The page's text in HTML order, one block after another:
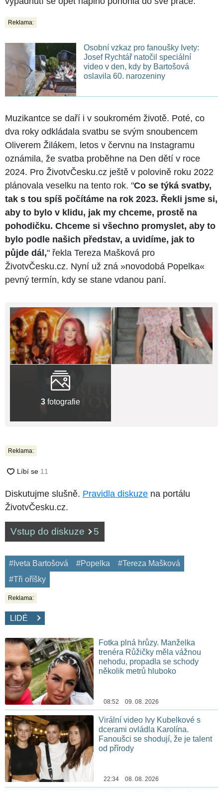
Reklama:
Osobní vzkaz pro fanoušky Ivety:
Josef Rychtář natočil speciální
video v den, kdy by Bartošová
oslavila 60. narozeniny
Muzikantce se daří i v soukromém životě. Poté, co
dva roky odkládala svatbu se svým snoubencem
Oliverem Žilákem, letos v červnu na Instagramu
oznámila, že svatba proběhne na Den dětí v roce
2024. Pro ŽivotvČesku.cz ještě v polovině roku 2022
plánovala veselku na tento rok. "Co se týká svatby,
tak s tou spíš počítáme na rok 2023. Řekli jsme si,
aby to bylo v klidu, jak my chceme, prostě na
pohodičku. Chceme si všechno promyslet, aby to
bylo podle našich představ, a uvidíme, jak to
půjde dál," řekla Tereza Mašková pro
ŽivotvČesku.cz. Nyní už zná »novodobá Popelka«
pevný termín, kdy se stane vdanou paní.
3 fotografie
Reklama:
Diskutujme slušně. Pravidla diskuze na portálu
ŽivotvČesku.cz.
Vstup do diskuze 5
#Iveta Bartošová #Popelka
#Tereza Mašková
#Tři oříšky
Reklama:
LIDÉ
Fotka plná hrůzy. Manželka
trenéra Růžičky měla vážnou
nehodu, propadla se schody
několik metrů hluboko
08:52 09. 08. 2026
Virální video Ivy Kubelkové s
dcerami ovládla Karolína.
Fanoušci se shodují, že je talent
od přírody
22:34 08. 08. 2026